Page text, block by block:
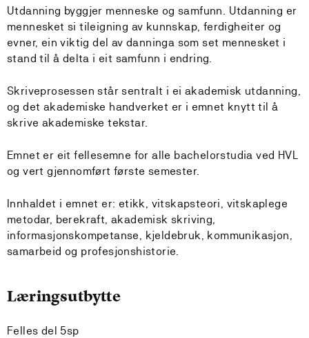
Utdanning byggjer menneske og samfunn. Utdanning er
mennesket si tileigning av kunnskap, ferdigheiter og
evner, ein viktig del av danninga som set mennesket i
stand til å delta i eit samfunn i endring.
Skriveprosessen står sentralt i ei akademisk utdanning,
og det akademiske handverket er i emnet knytt til å
skrive akademiske tekstar.
Emnet er eit fellesemne for alle bachelorstudia ved HVL
og vert gjennomført første semester.
Innhaldet i emnet er: etikk, vitskapsteori, vitskaplege
metodar, berekraft, akademisk skriving,
informasjonskompetanse, kjeldebruk, kommunikasjon,
samarbeid og profesjonshistorie.
Læringsutbytte
Felles del 5sp